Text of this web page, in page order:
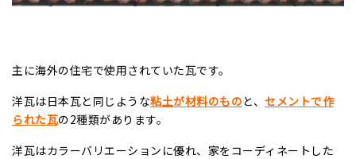
主に海外の住宅で使用されていた瓦です。
洋瓦は日本瓦と同じような粘土が材料のものと、 セメントで作
られた瓦の2種類があります。
洋瓦はカラーバリエーションに優れ、家をコーディネートした